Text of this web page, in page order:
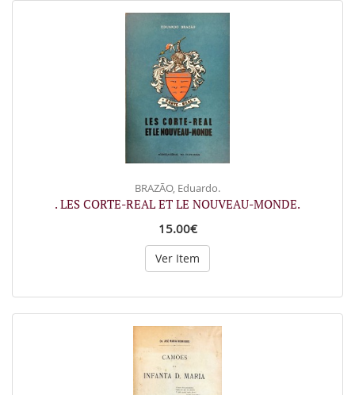
BRAZÃO, Eduardo.
. LES CORTE-REAL ET LE NOUVEAU-MONDE.
15.00€
Ver Item